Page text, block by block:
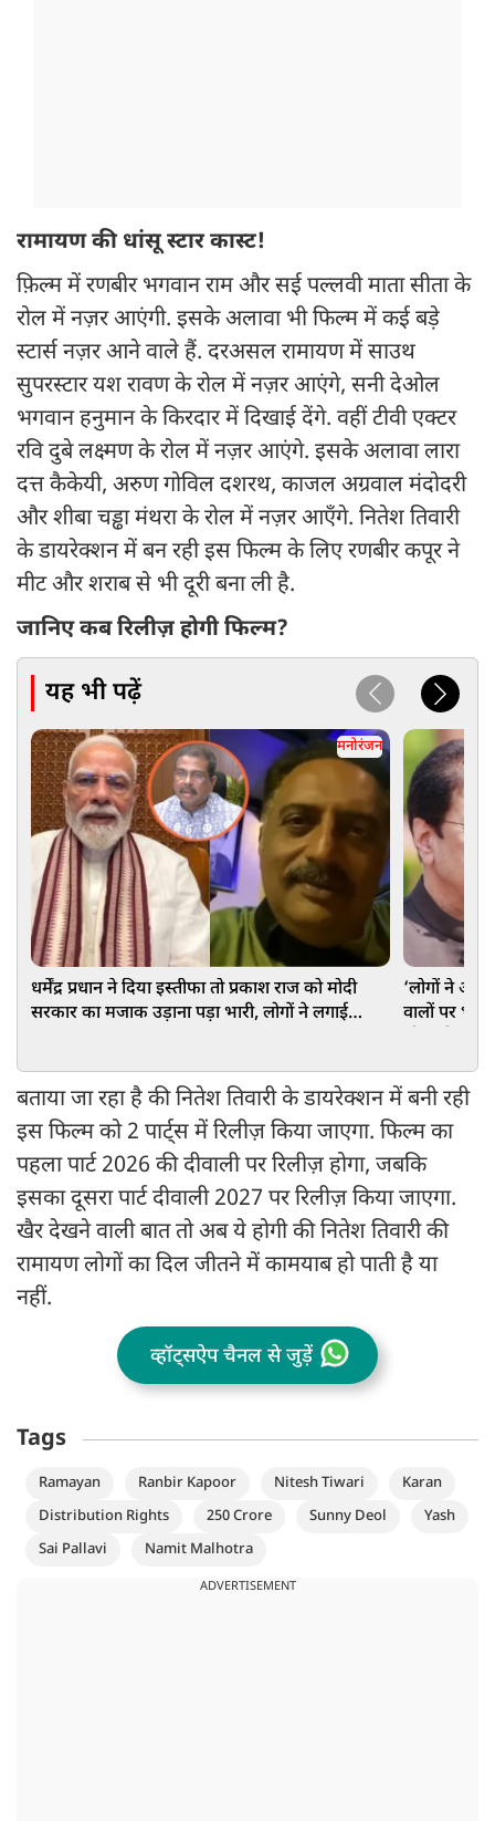
रामायण की धांसू स्टार कास्ट!
फ़िल्म में रणबीर भगवान राम और सई पल्लवी माता सीता के
रोल में नज़र आएंगी. इसके अलावा भी फिल्म में कई बड़े
स्टार्स नज़र आने वाले हैं. दरअसल रामायण में साउथ
सुपरस्टार यश रावण के रोल में नज़र आएंगे, सनी देओल
भगवान हनुमान के किरदार में दिखाई देंगे. वहीं टीवी एक्टर
रवि दुबे लक्ष्मण के रोल में नज़र आएंगे. इसके अलावा लारा
दत्त कैकेयी, अरुण गोविल दशरथ, काजल अग्रवाल मंदोदरी
और शीबा चड्ढा मंथरा के रोल में नज़र आएँगे. नितेश तिवारी
के डायरेक्शन में बन रही इस फिल्म के लिए रणबीर कपूर ने
मीट और शराब से भी दूरी बना ली है.
जानिए कब रिलीज़ होगी फिल्म?
यह भी पढ़ें
मनोरंजन
धर्मेंद्र प्रधान ने दिया इस्तीफा तो प्रकाश राज को मोदी
सरकार का मजाक उड़ाना पड़ा भारी, लोगों ने लगाई
‘लोगों ने
वालों पर
बताया जा रहा है की नितेश तिवारी के डायरेक्शन में बनी रही
इस फिल्म को 2 पार्ट्स में रिलीज़ किया जाएगा. फिल्म का
पहला पार्ट 2026 की दीवाली पर रिलीज़ होगा, जबकि
इसका दूसरा पार्ट दीवाली 2027 पर रिलीज़ किया जाएगा.
खैर देखने वाली बात तो अब ये होगी की नितेश तिवारी की
रामायण लोगों का दिल जीतने में कामयाब हो पाती है या
नहीं.
व्हॉट्सऐप चैनल से जुड़ें
Tags
Ramayan Ranbir Kapoor Nitesh Tiwari
Karan
Distribution Rights
250 Crore Sunny Deol
Yash
Sai Pallavi
Namit Malhotra
ADVERTISEMENT